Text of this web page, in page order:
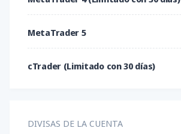
MetaTrader 5
cTrader (Limitado con 30 días)
DIVISAS DE LA CUENTA